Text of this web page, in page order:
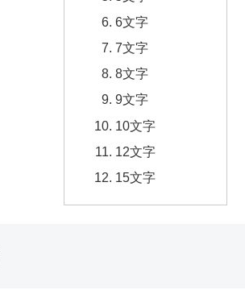
6文字
7文字
8文字
9文字
10文字
12文字
15文字